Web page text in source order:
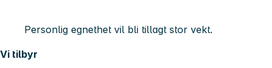
Personlig egnethet vil bli tillagt stor vekt.
Vi tilbyr